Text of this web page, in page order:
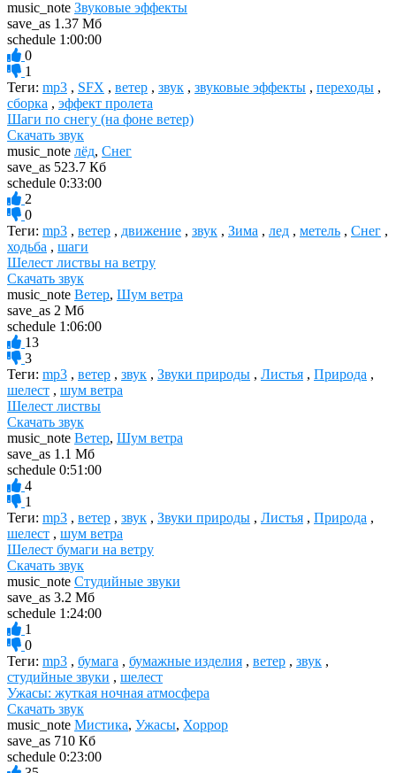
music_note Звуковые эффекты
save_as 1.37 Мб
schedule 1:00:00
0
1
Теги: mp3 , SFX , ветер , звук , звуковые эффекты , переходы ,
сборка , эффект пролета
Шаги по снегу (на фоне ветер)
Скачать звук
music_note лёд, Снег
save_as 523.7 Кб
schedule 0:33:00
2
0
Теги: mp3 , ветер , движение , звук , Зима , лед , метель , Снег ,
ходьба , шаги
Шелест листвы на ветру
Скачать звук
music_note Ветер, Шум ветра
save_as 2 Мб
schedule 1:06:00
13
3
Теги: mp3 , ветер , звук , Звуки природы , Листья , Природа ,
шелест , шум ветра
Шелест листвы
Скачать звук
music_note Ветер, Шум ветра
save_as 1.1 Мб
schedule 0:51:00
4
1
Теги: mp3 , ветер , звук , Звуки природы , Листья , Природа ,
шелест , шум ветра
Шелест бумаги на ветру
Скачать звук
music_note Студийные звуки
save_as 3.2 Мб
schedule 1:24:00
1
0
Теги: mp3 , бумага , бумажные изделия , ветер , звук ,
студийные звуки , шелест
Ужасы: жуткая ночная атмосфера
Скачать звук
music_note Мистика, Ужасы, Хоррор
save_as 710 Кб
schedule 0:23:00